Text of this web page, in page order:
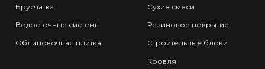
Брусчатка
Водосточные системы
Облицовочная плитка
Сухие смеси
Резиновое покрытие
Строительные блоки
Кровля